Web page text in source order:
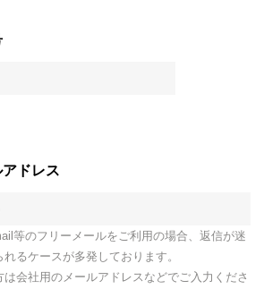
ドレス
等のフリーメールをご利用の場合、返信が迷
るケースが多発しております。
会社用のメールアドレスなどでご入力くださ